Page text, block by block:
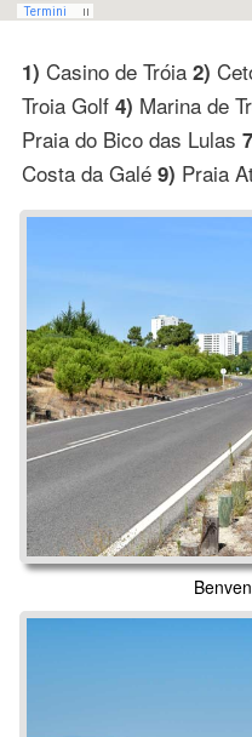
1) Casino de Tróia 2)
Troia Golf 4) Marina de
Praia do Bico das Lulas
Costa da Galé 9) Praia